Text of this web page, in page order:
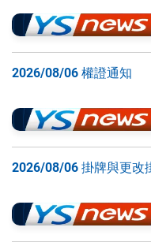
2026/08/06 權證通知
2026/08/06 掛牌與更改